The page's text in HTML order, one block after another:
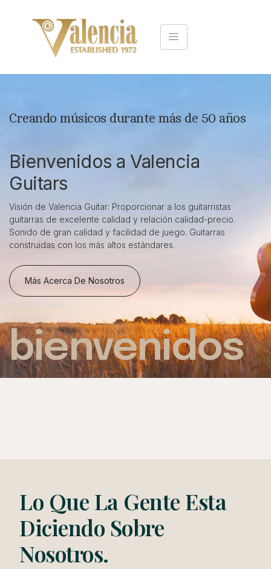
Creando músicos durante más de 50 años
Bienvenidos a Valencia
Guitars
Visión de Valencia Guitar: Proporcionar a los guitarristas
guitarras de excelente calidad y relación calidad-precio.
Sonido de gran calidad y facilidad de juego. Guitarras
construidas con los más altos estándares.
Más Acerca De Nosotros
bienvenidos
Lo Que La Gente Esta
Diciendo Sobre
Nosotros.